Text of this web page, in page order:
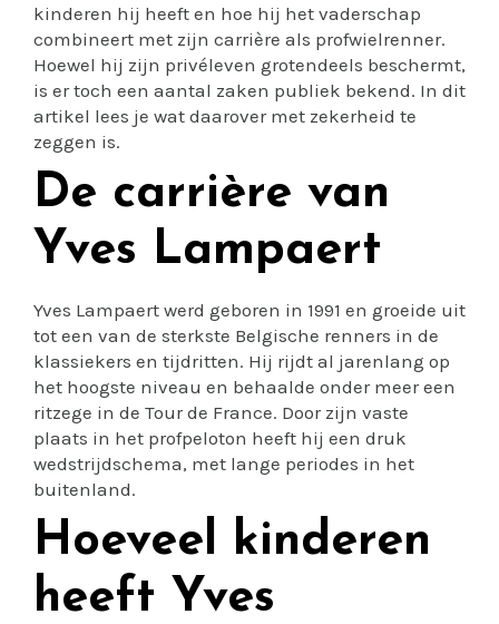
kinderen hij heeft en hoe hij het vaderschap
combineert met zijn carrière als profwielrenner.
Hoewel hij zijn privéleven grotendeels beschermt,
is er toch een aantal zaken publiek bekend. In dit
artikel lees je wat daarover met zekerheid te
zeggen is.
De carrière van
Yves Lampaert
Yves Lampaert werd geboren in 1991 en groeide uit
tot een van de sterkste Belgische renners in de
klassiekers en tijdritten. Hij rijdt al jarenlang op
het hoogste niveau en behaalde onder meer een
ritzege in de Tour de France. Door zijn vaste
plaats in het profpeloton heeft hij een druk
wedstrijdschema, met lange periodes in het
buitenland.
Hoeveel kinderen
heeft Yves